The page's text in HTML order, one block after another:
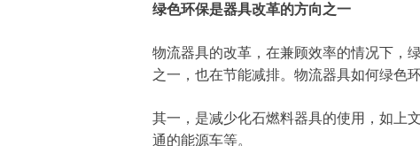
绿色环保是器具改革的方向之一
物流器具的改革，在兼顾效率的情况下，
之一，也在节能减排。物流器具如何绿色
其一，是减少化石燃料器具的使用，如上
通的能源车等。